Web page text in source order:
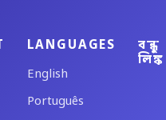
LANGUAGES
English
Português
বন্ধু
লিঙ্ক